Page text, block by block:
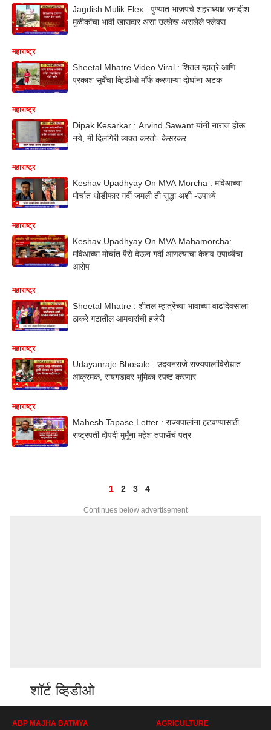
Jagdish Mulik Flex : पुण्यात भाजपचे शहराध्यक्ष जगदीश
मुळीकांचा भावी खासदार असा उल्लेख असलेले फ्लेक्स
महाराष्ट्र
Sheetal Mhatre Video Viral : शितल म्हात्रे आणि
प्रकाश सुर्वेंचा व्हिडीओ मॉर्फ करणाऱ्या दोघांना अटक
महाराष्ट्र
Dipak Kesarkar : Arvind Sawant यांनी नाराज होऊ
नये, मी दिलगिरी व्यक्त करतो- केसरकर
महाराष्ट्र
Keshav Upadhyay On MVA Morcha : मविआच्या
मोर्चात थोडीफार गर्दी जमली ती सुद्धा अशी -उपाध्ये
महाराष्ट्र
Keshav Upadhyay On MVA Mahamorcha:
मविआच्या मोर्चात पैसे देऊन गर्दी आणल्याचा केशव उपाध्येंचा
आरोप
महाराष्ट्र
Sheetal Mhatre : शीतल म्हात्रेंच्या भावाच्या वाढदिवसाला
ठाकरे गटातील आमदारांची हजेरी
महाराष्ट्र
Udayanraje Bhosale : उदयनराजे राज्यपालांविरोधात
आक्रमक, रायगडावर भूमिका स्पष्ट करणार
महाराष्ट्र
Mahesh Tapase Letter : राज्यपालांना हटवण्यासाठी
राष्ट्रपती दौपदी मुर्मूंना महेश तपासेंचं पत्र
1 2 3 4
Continues below advertisement
शॉर्ट व्हिडीओ
ABP MAJHA BATMYA AGRICULTURE